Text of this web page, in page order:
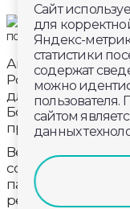
Акция «Тепло для
Россия»
для бойцов СВО.
Бойцы получат
приятные
Вещи для
собирает
партия,
регисполкоме
Сайт
для
Яндекс-
статистики
содержат
можно
сайтом
данных